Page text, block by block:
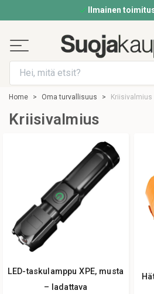
Ilmainen
Home Oma turvallisuus Kriisivalmius
Kriisivalmius
LED-taskulamppu XPE, musta
– ladattava